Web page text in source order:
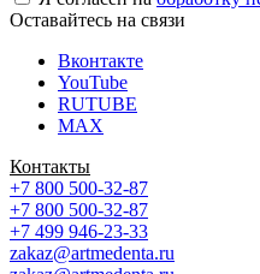
Оставайтесь на связи
Вконтакте
YouTube
RUTUBE
MAX
Контакты
+7 800 500-32-87
+7 800 500-32-87
+7 499 946-23-33
zakaz@artmedenta.ru